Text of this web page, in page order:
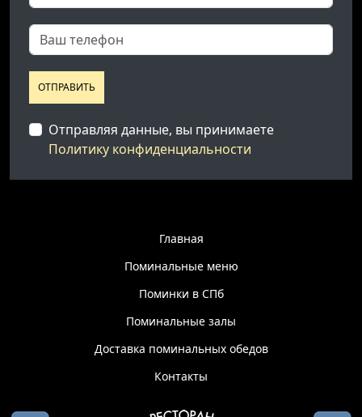
ОТПРАВИТЬ
Отправляя данные, вы принимаете
Политику конфиденциальности
Главная
Поминальные меню
Поминки в СПб
Поминальные залы
Доставка поминальных обедов
Контакты